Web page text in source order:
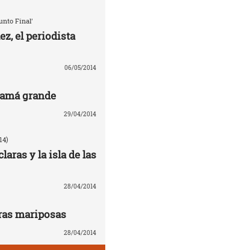
Final'
el periodista
06/05/2014
grande
29/04/2014
y la isla de las
28/04/2014
mariposas
28/04/2014